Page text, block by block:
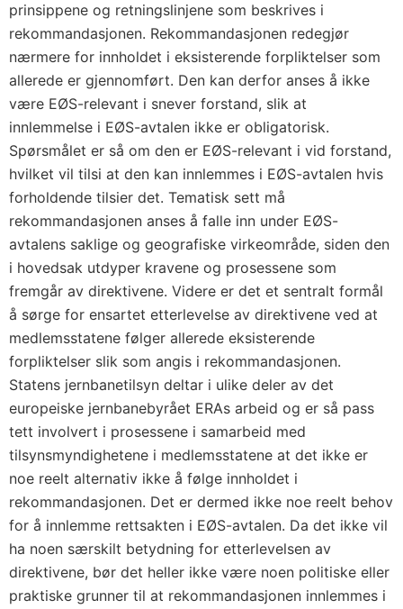
prinsippene og retningslinjene som beskrives i
rekommandasjonen. Rekommandasjonen redegjør
nærmere for innholdet i eksisterende forpliktelser som
allerede er gjennomført. Den kan derfor anses å ikke
være EØS-relevant i snever forstand, slik at
innlemmelse i EØS-avtalen ikke er obligatorisk.
Spørsmålet er så om den er EØS-relevant i vid forstand,
hvilket vil tilsi at den kan innlemmes i EØS-avtalen hvis
forholdende tilsier det. Tematisk sett må
rekommandasjonen anses å falle inn under EØS-
avtalens saklige og geografiske virkeområde, siden den
i hovedsak utdyper kravene og prosessene som
fremgår av direktivene. Videre er det et sentralt formål
å sørge for ensartet etterlevelse av direktivene ved at
medlemsstatene følger allerede eksisterende
forpliktelser slik som angis i rekommandasjonen.
Statens jernbanetilsyn deltar i ulike deler av det
europeiske jernbanebyrået ERAs arbeid og er så pass
tett involvert i prosessene i samarbeid med
tilsynsmyndighetene i medlemsstatene at det ikke er
noe reelt alternativ ikke å følge innholdet i
rekommandasjonen. Det er dermed ikke noe reelt behov
for å innlemme rettsakten i EØS-avtalen. Da det ikke vil
ha noen særskilt betydning for etterlevelsen av
direktivene, bør det heller ikke være noen politiske eller
praktiske grunner til at rekommandasjonen innlemmes i